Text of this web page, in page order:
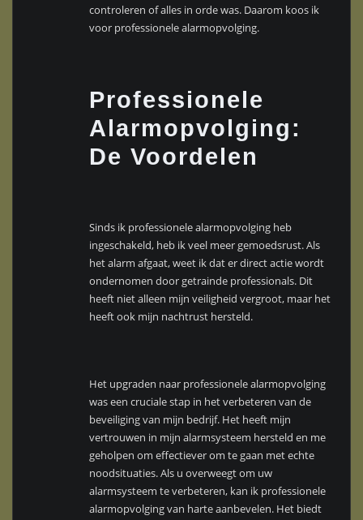
controleren of alles in orde was. Daarom koos ik
voor professionele alarmopvolging.
Professionele
Alarmopvolging:
De Voordelen
Sinds ik professionele alarmopvolging heb
ingeschakeld, heb ik veel meer gemoedsrust. Als
het alarm afgaat, weet ik dat er direct actie wordt
ondernomen door getrainde professionals. Dit
heeft niet alleen mijn veiligheid vergroot, maar het
heeft ook mijn nachtrust hersteld.
Het upgraden naar professionele alarmopvolging
was een cruciale stap in het verbeteren van de
beveiliging van mijn bedrijf. Het heeft mijn
vertrouwen in mijn alarmsysteem hersteld en me
geholpen om effectiever om te gaan met echte
noodsituaties. Als u overweegt om uw
alarmsysteem te verbeteren, kan ik professionele
alarmopvolging van harte aanbevelen. Het biedt